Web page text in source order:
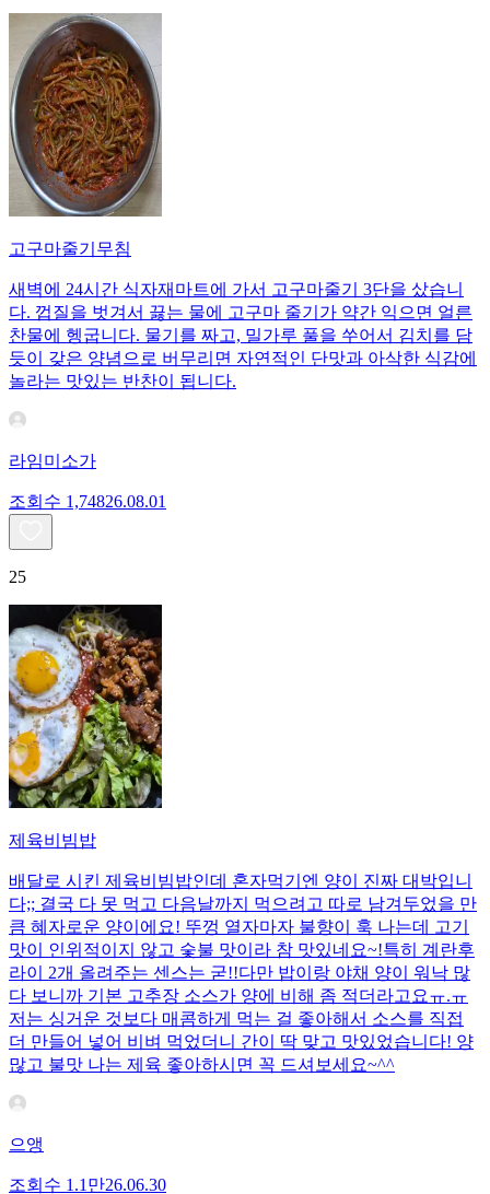
고구마줄기무침
새벽에 24시간 식자재마트에 가서 고구마줄기 3단을 샀습니
다. 껍질을 벗겨서 끓는 물에 고구마 줄기가 약간 익으면 얼른
찬물에 헹굽니다. 물기를 짜고, 밀가루 풀을 쑤어서 김치를 담
듯이 갖은 양념으로 버무리면 자연적인 단맛과 아삭한 식감에
놀라는 맛있는 반찬이 됩니다.
라임미소가
조회수 1,74826.08.01
25
제육비빔밥
배달로 시킨 제육비빔밥인데 혼자먹기엔 양이 진짜 대박입니
다;; 결국 다 못 먹고 다음날까지 먹으려고 따로 남겨두었을 만
큼 혜자로운 양이에요! 뚜껑 열자마자 불향이 훅 나는데 고기
맛이 인위적이지 않고 숯불 맛이라 참 맛있네요~!특히 계란후
라이 2개 올려주는 센스는 굳!! ​다만 밥이랑 야채 양이 워낙 많
다 보니까 기본 고추장 소스가 양에 비해 좀 적더라고요ㅠ.ㅠ
저는 싱거운 것보다 매콤하게 먹는 걸 좋아해서 소스를 직접
더 만들어 넣어 비벼 먹었더니 간이 딱 맞고 맛있었습니다! 양
많고 불맛 나는 제육 좋아하시면 꼭 드셔보세요~^^
으앵
조회수 1.1만26.06.30